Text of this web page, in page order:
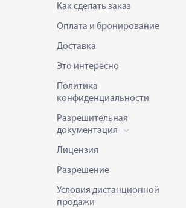
Как сделать заказ
Оплата и бронирование
Доставка
Это интересно
Политика
конфиденциальности
Разрешительная
документация
Лицензия
Разрешение
Условия дистанционной
продажи